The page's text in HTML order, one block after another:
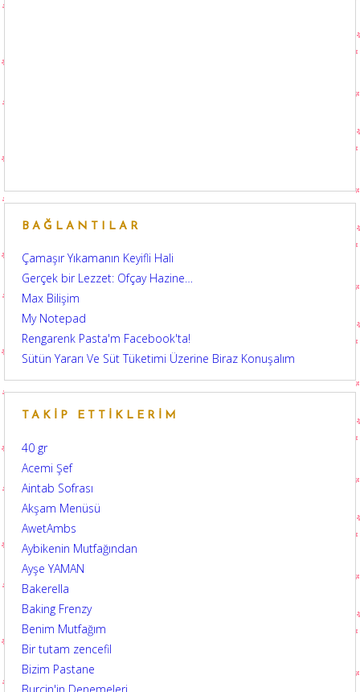
BAĞLANTILAR
Çamaşır Yıkamanın Keyifli Hali
Gerçek bir Lezzet: Ofçay Hazine…
Max Bilişim
My Notepad
Rengarenk Pasta'm Facebook'ta!
Sütün Yararı Ve Süt Tüketimi Üzerine Biraz Konuşalım
TAKIP ETTIKLERIM
40 gr
Acemi Şef
Aintab Sofrası
Akşam Menüsü
AwetAmbs
Aybikenin Mutfağından
Ayşe YAMAN
Bakerella
Baking Frenzy
Benim Mutfağım
Bir tutam zencefil
Bizim Pastane
Burçin'in Denemeleri